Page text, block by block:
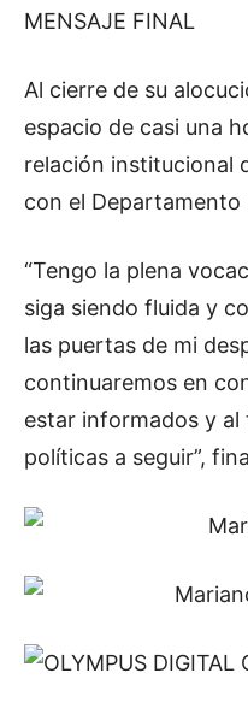
MENSAJE FINAL
Al cierre de su
espacio de casi una
relación institucional
con el Departamento
“Tengo la plena
siga siendo fluida y
las puertas de mi
continuaremos en
estar informados y
políticas a seguir”,